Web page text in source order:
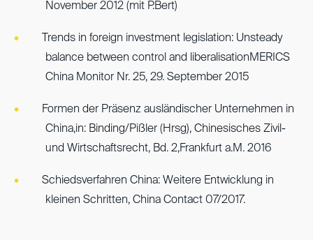
November 2012 (mit P.Bert)
Trends in foreign investment legislation: Unsteady
balance between control and liberalisationMERICS
China Monitor Nr. 25, 29. September 2015
Formen der Präsenz ausländischer Unternehmen in
China,in: Binding/Pißler (Hrsg), Chinesisches Zivil-
und Wirtschaftsrecht, Bd. 2,Frankfurt a.M. 2016
Schiedsverfahren China: Weitere Entwicklung in
kleinen Schritten, China Contact 07/2017.